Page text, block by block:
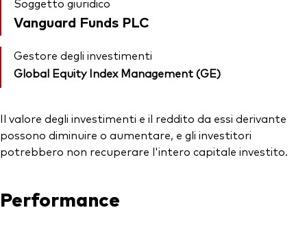
Soggetto giuridico
Vanguard Funds PLC
Gestore degli investimenti
Global Equity Index Management (GE)
Il valore degli investimenti e il reddito da essi derivante
possono diminuire o aumentare, e gli investitori
potrebbero non recuperare l'intero capitale investito.
Performance